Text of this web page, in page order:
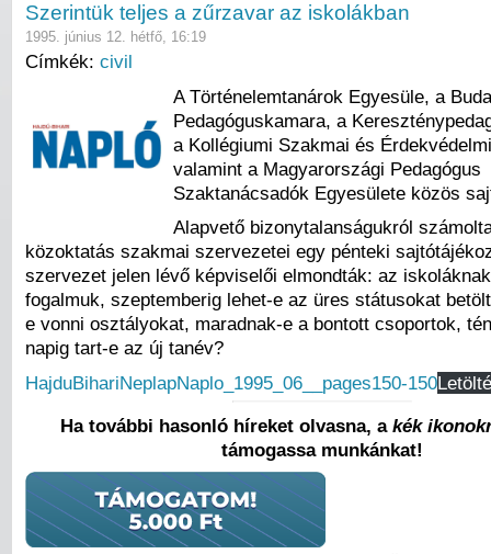
Szerintük teljes a zűrzavar az iskolákban
1995. június 12. hétfő, 16:19
Címkék: civil
A Történelemtanárok Egyesüle, a
Pedagóguskamara, a
a Kollégiumi Szakmai és
valamint a Magyarországi Pedagógus
Szaktanácsadók Egyesülete közös
Alapvető bizonytalanságukról
közoktatás szakmai szervezetei egy pénteki
szervezet jelen lévő képviselői elmondták: az
fogalmuk, szeptemberig lehet-e az üres státusokat
e vonni osztályokat, maradnak-e a bontott csoportok,
napig tart-e az új tanév?
HajduBihariNeplapNaplo_1995_06__pages150-150
Ha további hasonló híreket olvasna, akék
támogassa munkánkat!